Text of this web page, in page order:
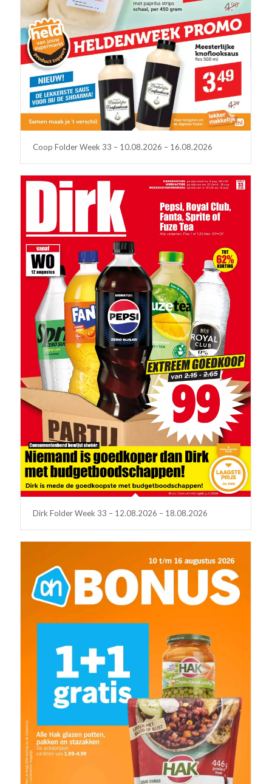
Coop Folder Week 33 – 10.08.2026 – 16.08.2026
Dirk Folder Week 33 – 12.08.2026 – 18.08.2026